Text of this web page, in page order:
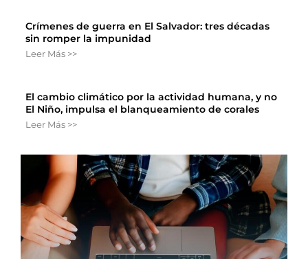
Crímenes de guerra en El Salvador: tres décadas
sin romper la impunidad
Leer Más >>
El cambio climático por la actividad humana, y no
El Niño, impulsa el blanqueamiento de corales
Leer Más >>